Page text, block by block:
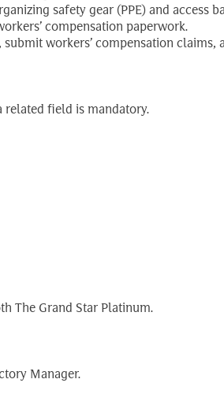
safety gear (PPE) and access
compensation paperwork.
workers’ compensation
related field is mandatory.
The Grand Star Platinum.
Manager.